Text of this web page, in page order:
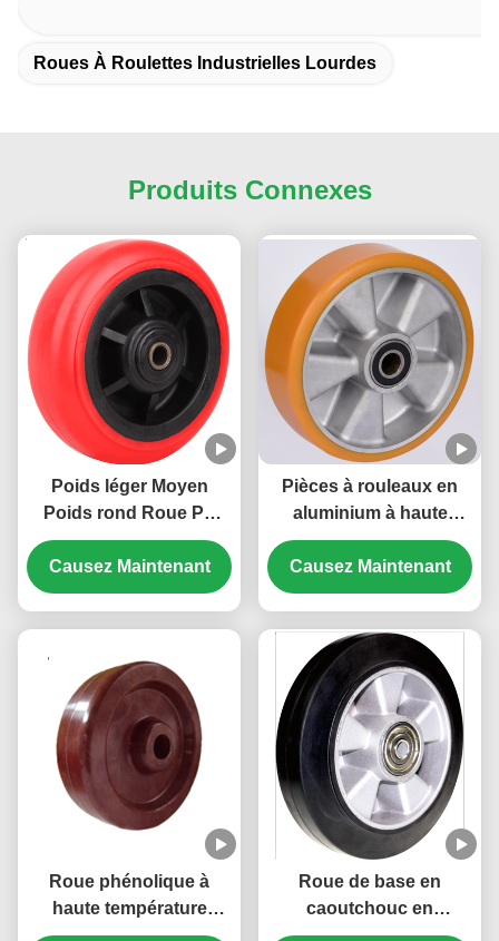
Roues À Roulettes Industrielles Lourdes
Produits Connexes
Poids léger Moyen
Poids rond Roue Pp
Roue lourde Caster
industriel Pp roue de
base Rentable
Causez Maintenant
Pièces à rouleaux en
aluminium à haute
capacité de chargement
Causez Maintenant
Roue phénolique à
haute température
rouleaux industriels à
Roue de base en
caoutchouc en
aluminium hautement